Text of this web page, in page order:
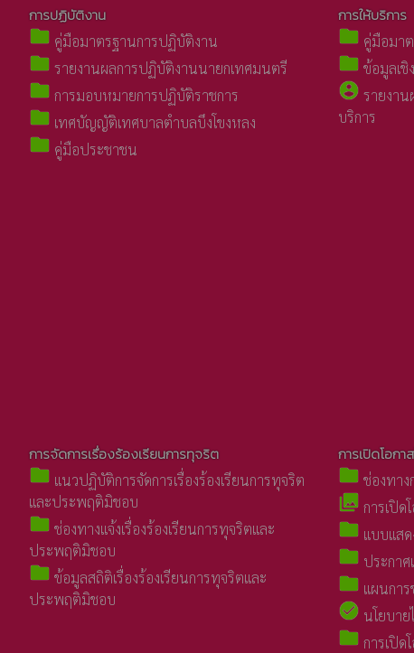
การปฏิบัติงาน
folder คู่มือมาตรฐานการปฏิบัติงาน
folder รายงานผลการปฏิบัติงานนายกเทศมนตรี
folder การมอบหมายการปฏิบัติราชการ
folder เทศบัญญัติเทศบาลตำบลบึงโขงหลง
folder คู่มือประชาชน
การให้บริการ
folder คู่มือมา
folder ข้อมูลเชิ
account_circle รายงาน
บริการ
การจัดการเรื่องร้องเรียนการทุจริต
folder แนวปฏิบัติการจัดการเรื่องร้องเรียนการทุจริต
และประพฤติมิชอบ
folder ช่องทางแจ้งเรื่องร้องเรียนการทุจริตและ
ประพฤติมิชอบ
folder ข้อมูลสถิติเรื่องร้องเรียนการทุจริตและ
ประพฤติมิชอบ
การเปิดโอกา
folder ช่องทา
collections การเปิด
folder แบบแส
folder ประกา
folder แผนการ
check_circle นโยบา
folder การเปิด